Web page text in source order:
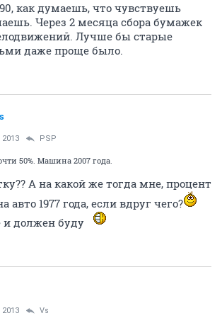
как думаешь, что чувствуешь
Через 2 месяца сбора бумажек
Лучше бы старые
даже проще было.
PSP
50%. Машина 2007 года.
А на какой же тогда мне, процент
авто 1977 года, если вдруг чего?
и должен буду
Vs